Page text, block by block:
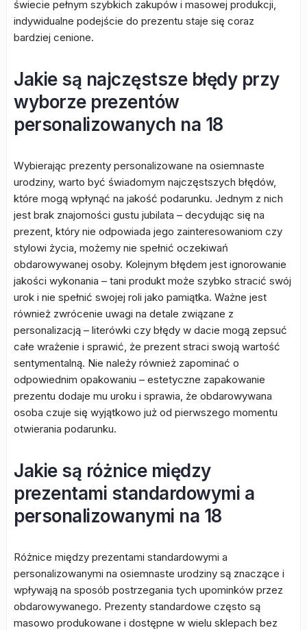
świecie pełnym szybkich zakupów i masowej produkcji,
indywidualne podejście do prezentu staje się coraz
bardziej cenione.
Jakie są najczęstsze błędy przy
wyborze prezentów
personalizowanych na 18
Wybierając prezenty personalizowane na osiemnaste
urodziny, warto być świadomym najczęstszych błędów,
które mogą wpłynąć na jakość podarunku. Jednym z nich
jest brak znajomości gustu jubilata – decydując się na
prezent, który nie odpowiada jego zainteresowaniom czy
stylowi życia, możemy nie spełnić oczekiwań
obdarowywanej osoby. Kolejnym błędem jest ignorowanie
jakości wykonania – tani produkt może szybko stracić swój
urok i nie spełnić swojej roli jako pamiątka. Ważne jest
również zwrócenie uwagi na detale związane z
personalizacją – literówki czy błędy w dacie mogą zepsuć
całe wrażenie i sprawić, że prezent straci swoją wartość
sentymentalną. Nie należy również zapominać o
odpowiednim opakowaniu – estetyczne zapakowanie
prezentu dodaje mu uroku i sprawia, że obdarowywana
osoba czuje się wyjątkowo już od pierwszego momentu
otwierania podarunku.
Jakie są różnice między
prezentami standardowymi a
personalizowanymi na 18
Różnice między prezentami standardowymi a
personalizowanymi na osiemnaste urodziny są znaczące i
wpływają na sposób postrzegania tych upominków przez
obdarowywanego. Prezenty standardowe często są
masowo produkowane i dostępne w wielu sklepach bez